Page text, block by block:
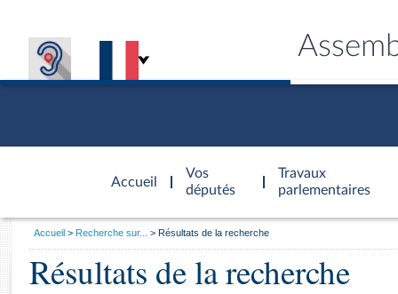
Accueil
d'accueil
Vos
députés
Travaux
parlementaires
Général
Vous
Accueil Recherche sur... Résultats de la recherche
Résultats de la recherche